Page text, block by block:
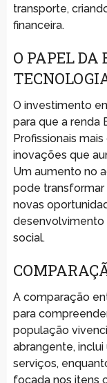
transporte,
financeira.
O PAPEL DA
O investimento
para que a renda
Profissionais
inovações que
Um aumento no
pode
novas
social.
A comparação
para
população
abrangente,
serviços,
focada nos itens